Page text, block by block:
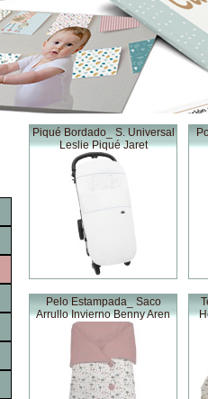
Piqué Bordado_ S. Universal
Leslie Piqué Jaret
Pelo Estampada_ Saco
Arrullo Invierno Benny Aren